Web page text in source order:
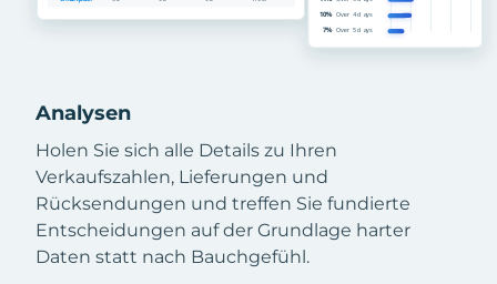
Analysen
Holen Sie sich alle Details zu Ihren
Verkaufszahlen, Lieferungen und
Rücksendungen und treffen Sie fundierte
Entscheidungen auf der Grundlage harter
Daten statt nach Bauchgefühl.